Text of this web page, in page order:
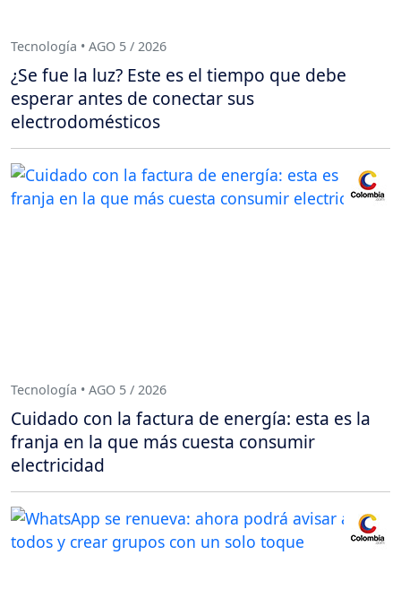
Tecnología • AGO 5 / 2026
¿Se fue la luz? Este es el tiempo que debe
esperar antes de conectar sus
electrodomésticos
Tecnología • AGO 5 / 2026
Cuidado con la factura de energía: esta es la
franja en la que más cuesta consumir
electricidad